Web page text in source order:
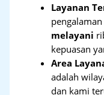
Layanan
melayani
kepuasan
Area
adalah
dan kami